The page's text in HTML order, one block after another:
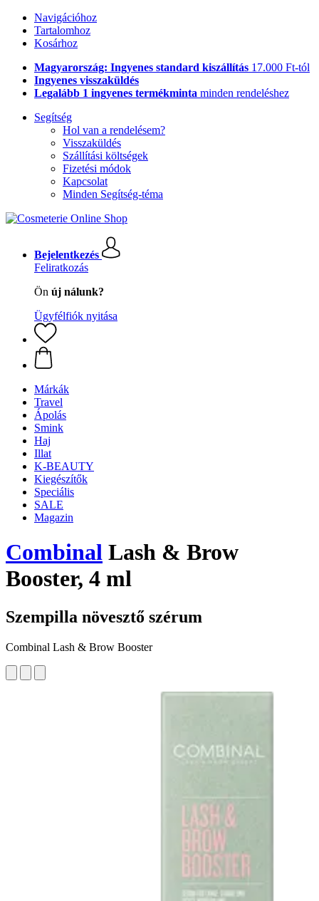
Navigációhoz
Tartalomhoz
Kosárhoz
Magyarország: Ingyenes standard kiszállítás 17.000 Ft-tól
Ingyenes visszaküldés
Legalább 1 ingyenes termékminta minden rendeléshez
Segítség
Hol van a rendelésem?
Visszaküldés
Szállítási költségek
Fizetési módok
Kapcsolat
Minden Segítség-téma
Bejelentkezés
Feliratkozás
Ön új nálunk?
Ügyfélfiók nyitása
Márkák
Travel
Ápolás
Smink
Haj
Illat
K-BEAUTY
Kiegészítők
Speciális
SALE
Magazin
Combinal Lash & Brow
Booster, 4 ml
Szempilla növesztő szérum
Combinal Lash & Brow Booster